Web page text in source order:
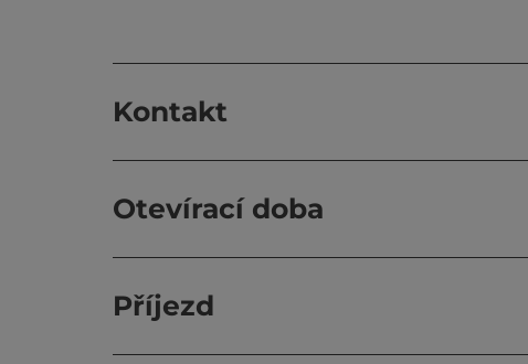
Kontakt
Otevírací doba
Příjezd